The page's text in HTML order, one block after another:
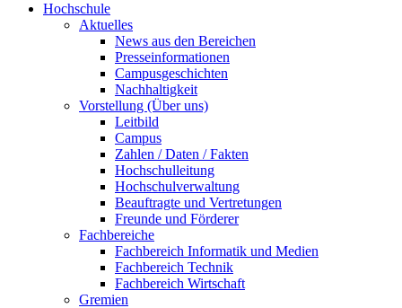
Hochschule
Aktuelles
News aus den Bereichen
Presseinformationen
Campusgeschichten
Nachhaltigkeit
Vorstellung (Über uns)
Leitbild
Campus
Zahlen / Daten / Fakten
Hochschulleitung
Hochschulverwaltung
Beauftragte und Vertretungen
Freunde und Förderer
Fachbereiche
Fachbereich Informatik und Medien
Fachbereich Technik
Fachbereich Wirtschaft
Gremien